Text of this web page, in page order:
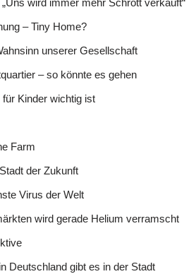
wird immer mehr Schrott verkauft“
– Tiny Home?
unserer Gesellschaft
– so könnte es gehen
Kinder wichtig ist
Farm
der Zukunft
Virus der Welt
wird gerade Helium verramscht
Deutschland gibt es in der Stadt